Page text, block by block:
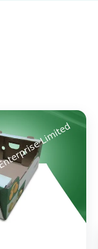
на
Carton
Paper Box for